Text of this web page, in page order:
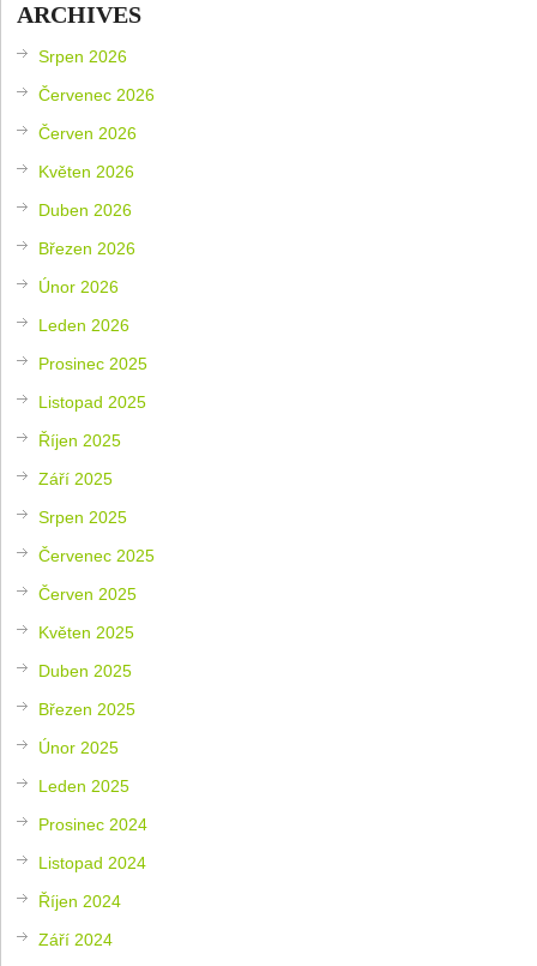
ARCHIVES
Srpen 2026
Červenec 2026
Červen 2026
Květen 2026
Duben 2026
Březen 2026
Únor 2026
Leden 2026
Prosinec 2025
Listopad 2025
Říjen 2025
Září 2025
Srpen 2025
Červenec 2025
Červen 2025
Květen 2025
Duben 2025
Březen 2025
Únor 2025
Leden 2025
Prosinec 2024
Listopad 2024
Říjen 2024
Září 2024